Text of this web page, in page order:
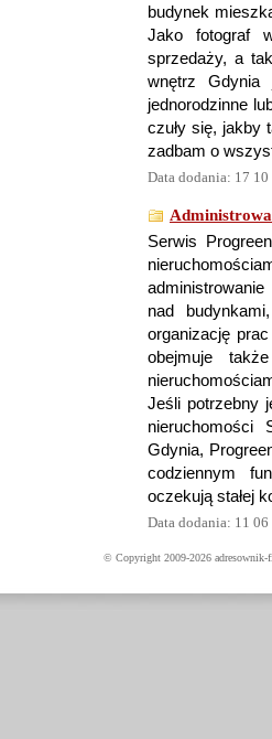
budynek
Jako fotograf
sprzedaży, a
wnętrz Gdynia
jednorodzinne
czuły się, jakby
zadbam o
Data dodania: 17
Serwis
nad
organizację
obejmuje
Jeśli potrzebny
nieruchomości
Gdynia,
codziennym
oczekują stałej
Data dodania: 11
© Copyright 2009-2026